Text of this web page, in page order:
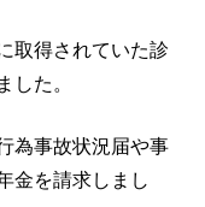
取得されていた診
した。
為事故状況届や事
金を請求しまし